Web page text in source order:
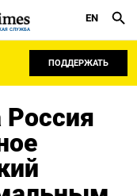
СЛУЖБА
EN
ПОДДЕРЖАТЬ
Россия